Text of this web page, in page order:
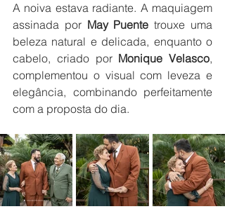
A noiva estava radiante. A maquiagem
assinada por May Puente trouxe uma
beleza natural e delicada, enquanto o
cabelo, criado por Monique Velasco,
complementou o visual com leveza e
elegância, combinando perfeitamente
com a proposta do dia.